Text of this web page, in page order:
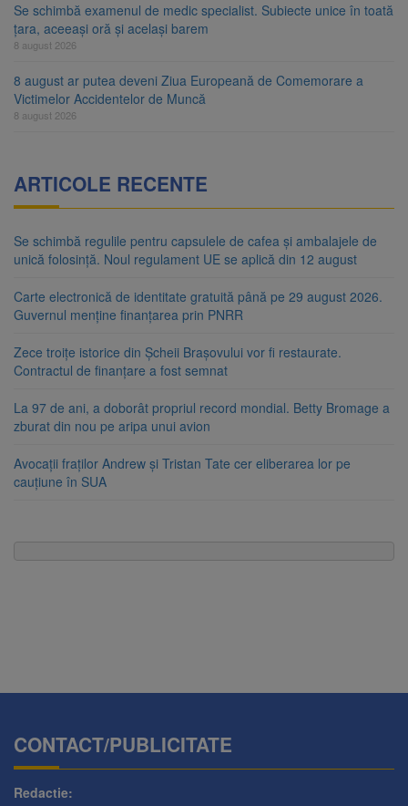
Se schimbă examenul de medic specialist. Subiecte unice în toată
țara, aceeași oră și același barem
8 august 2026
8 august ar putea deveni Ziua Europeană de Comemorare a
Victimelor Accidentelor de Muncă
8 august 2026
ARTICOLE RECENTE
Se schimbă regulile pentru capsulele de cafea și ambalajele de
unică folosință. Noul regulament UE se aplică din 12 august
Carte electronică de identitate gratuită până pe 29 august 2026.
Guvernul menține finanțarea prin PNRR
Zece troițe istorice din Șcheii Brașovului vor fi restaurate.
Contractul de finanțare a fost semnat
La 97 de ani, a doborât propriul record mondial. Betty Bromage a
zburat din nou pe aripa unui avion
Avocații fraților Andrew și Tristan Tate cer eliberarea lor pe
cauțiune în SUA
CONTACT/PUBLICITATE
Redactie: